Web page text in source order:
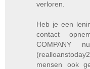
verloren.
Heb je een
contact
COMPANY
mensen ook